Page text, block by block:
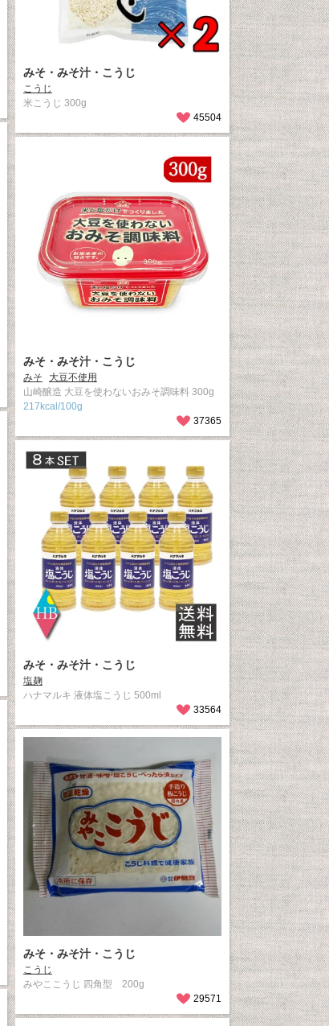
みそ・みそ汁・こうじ
こうじ
米こうじ 300g
45504
みそ・みそ汁・こうじ
みそ
大豆不使用
山崎醸造 大豆を使わないおみそ調味料 300g
217kcal/100g
37365
みそ・みそ汁・こうじ
塩麹
ハナマルキ 液体塩こうじ 500ml
33564
みそ・みそ汁・こうじ
こうじ
みやここうじ 四角型 200g
29571